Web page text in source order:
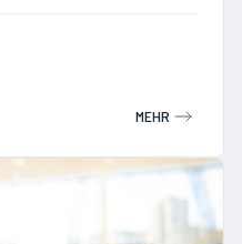
MEHR